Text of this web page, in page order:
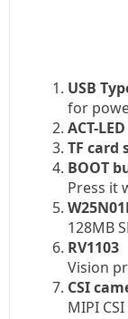
USB
for
ACT-LED
TF card
BOOT
Press it
128MB
RV1103
Vision
CSI
MIPI